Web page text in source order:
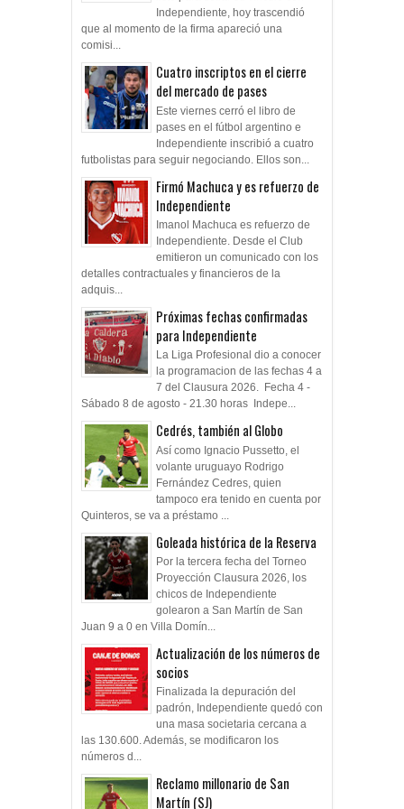
Independiente, hoy trascendió
que al momento de la firma apareció una
comisi...
Cuatro inscriptos en el cierre
del mercado de pases
Este viernes cerró el libro de
pases en el fútbol argentino e
Independiente inscribió a cuatro
futbolistas para seguir negociando. Ellos son...
Firmó Machuca y es refuerzo de
Independiente
Imanol Machuca es refuerzo de
Independiente. Desde el Club
emitieron un comunicado con los
detalles contractuales y financieros de la
adquis...
Próximas fechas confirmadas
para Independiente
La Liga Profesional dio a conocer
la programacion de las fechas 4 a
7 del Clausura 2026. Fecha 4 -
Sábado 8 de agosto - 21.30 horas Indepe...
Cedrés, también al Globo
Así como Ignacio Pussetto, el
volante uruguayo Rodrigo
Fernández Cedres, quien
tampoco era tenido en cuenta por
Quinteros, se va a préstamo ...
Goleada histórica de la Reserva
Por la tercera fecha del Torneo
Proyección Clausura 2026, los
chicos de Independiente
golearon a San Martín de San
Juan 9 a 0 en Villa Domín...
Actualización de los números de
socios
Finalizada la depuración del
padrón, Independiente quedó con
una masa societaria cercana a
las 130.600. Además, se modificaron los
números d...
Reclamo millonario de San
Martín (SJ)